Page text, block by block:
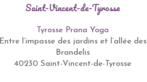
Saint-Vincent-de-Tyrosse
Tyrosse Prana Yoga
Entre l’impasse des jardins et l’allée des
Brandelis
40230 Saint-Vincent-de-Tyrosse